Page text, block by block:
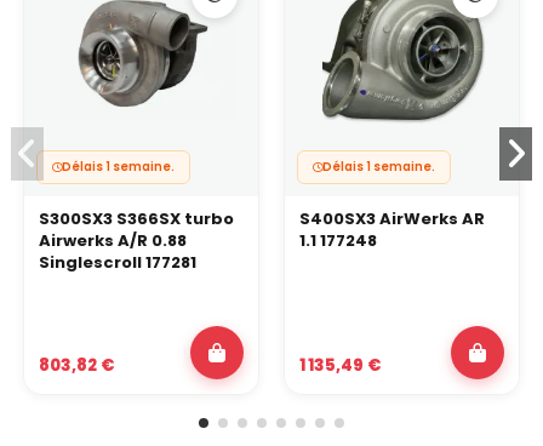
Délais 1 semaine.
S300SX3 S366SX turbo
Airwerks A/R 0.88
Singlescroll 177281
803,82 €
Délais 1 semaine.
S400SX3 AirWerks AR
1.1 177248
1 135,49 €